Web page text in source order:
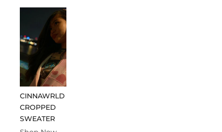
CINNAWRLD
CROPPED
SWEATER